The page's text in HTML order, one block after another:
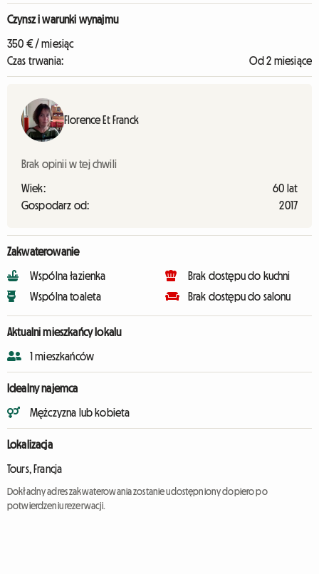
Czynsz i warunki wynajmu
350 € / miesiąc
Czas trwania:
Od 2 miesiące
Florence Et Franck
Brak opinii w tej chwili
Wiek:
60 lat
Gospodarz od:
2017
Zakwaterowanie
Wspólna łazienka
Wspólna toaleta
Brak dostępu do kuchni
Brak dostępu do salonu
Aktualni mieszkańcy lokalu
1 mieszkańców
Idealny najemca
Mężczyzna lub kobieta
Lokalizacja
Tours, Francja
Dokładny adres zakwaterowania zostanie udostępniony dopiero po
potwierdzeniu rezerwacji.